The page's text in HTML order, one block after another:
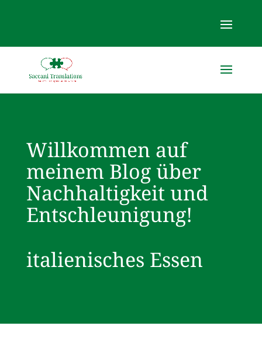
Willkommen auf
meinem Blog über
Nachhaltigkeit und
Entschleunigung!
italienisches Essen